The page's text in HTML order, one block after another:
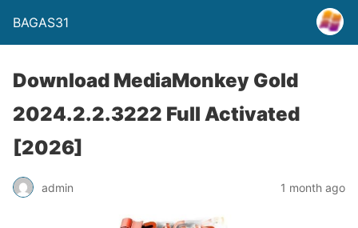
BAGAS31
Download MediaMonkey Gold
2024.2.2.3222 Full Activated
[2026]
admin 1 month ago